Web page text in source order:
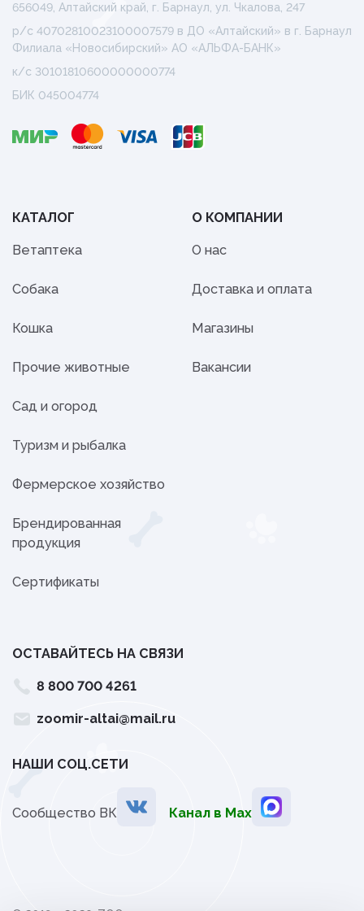
656049, Алтайский край, г. Барнаул, ул. Чкалова, 247
р/с 40702810023100007579 в ДО «Алтайский» в г. Барнаул
Филиала «Новосибирский» АО «АЛЬФА-БАНК»
к/с 30101810600000000774
БИК 045004774
КАТАЛОГ
Ветаптека
Собака
Кошка
Прочие животные
Сад и огород
Туризм и рыбалка
Фермерское хозяйство
Брендированная
продукция
Сертификаты
О КОМПАНИИ
О нас
Доставка и оплата
Магазины
Вакансии
ОСТАВАЙТЕСЬ НА СВЯЗИ
8 800 700 4261
zoomir-altai@mail.ru
НАШИ СОЦ.СЕТИ
Сообщество ВК Канал в Мах